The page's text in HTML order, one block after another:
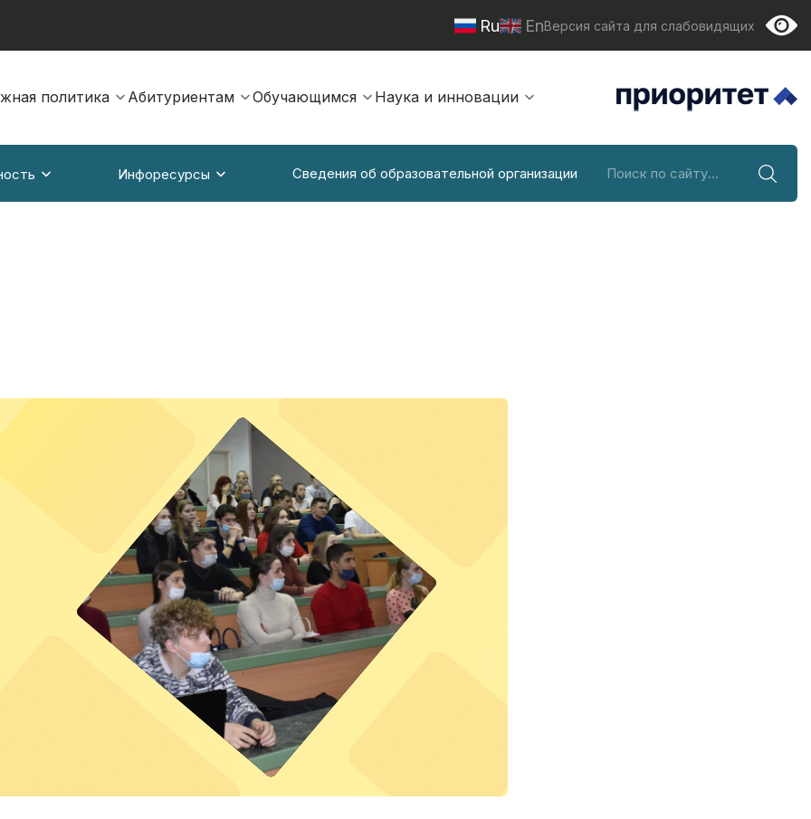
Ru EnВерсия сайта для слабовидящих
политика Абитуриентам Обучающимся Наука и инновации
Инфоресурсы Сведения об образовательной организации